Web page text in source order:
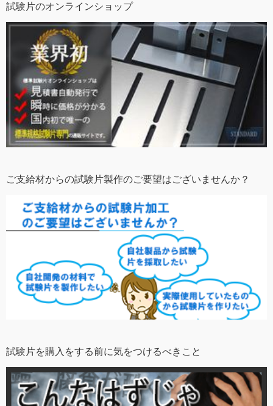
試験片のオンラインショップ
ご支給材からの試験片製作のご要望はございませんか？
試験片を購入をする前に気をつけるべきこと